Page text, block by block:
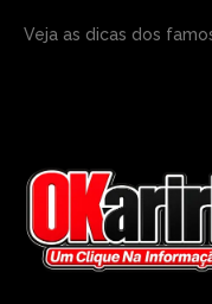
Veja as dicas dos